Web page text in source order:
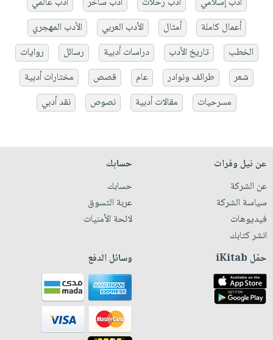
أعمال كاملة
أمثال الأدب العربي
الأدب المهجري
الخطب
تاريخ الأدب دراسات أدبية رسائل
روايات
شعر
طرائف ونوادر عام قصص
مختارات أدبية
مسرحيات
مقالات أدبية نصوص نقد أدبي
عن نيل وفرات
عن الشركة
سياسة الشركة
فيديوهات
انشر كتابك
حسابك
حسابك
عربة التسوق
لائحة الأمنيات
حمّل iKitab وسائل الدفع